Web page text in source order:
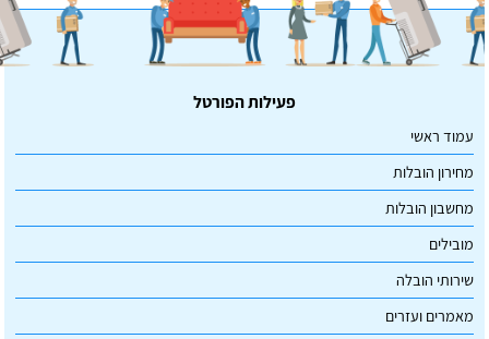
פעילות הפורטל
עמוד ראשי
מחירון הובלות
מחשבון הובלות
מובילים
שירותי הובלה
מאמרים ועזרים